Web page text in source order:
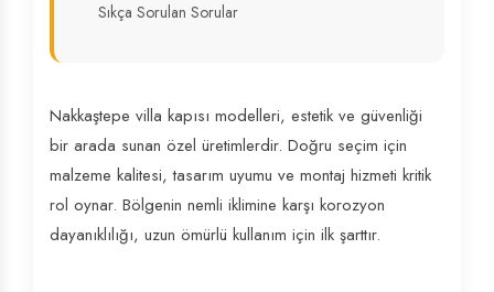
Sıkça Sorulan Sorular
Nakkaştepe villa kapısı modelleri, estetik ve güvenliği
bir arada sunan özel üretimlerdir. Doğru seçim için
malzeme kalitesi, tasarım uyumu ve montaj hizmeti kritik
rol oynar. Bölgenin nemli iklimine karşı korozyon
dayanıklılığı, uzun ömürlü kullanım için ilk şarttır.